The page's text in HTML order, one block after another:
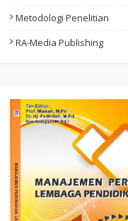
Metodologi Penelitian
RA-Media Publishing